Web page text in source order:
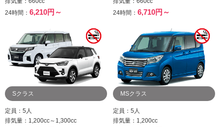
24時間： 6,210円～
24時間：6,710円～
Sクラス
定員：5人
排気量：1,200cc～1,300cc
MSクラス
定員：5人
排気量：1,200cc